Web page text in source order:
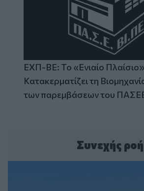
ΕΧΠ-ΒΕ: Το «Ενιαίο
Κατακερματίζει τη
των παρεμβάσεων του
Συνεχής ροή